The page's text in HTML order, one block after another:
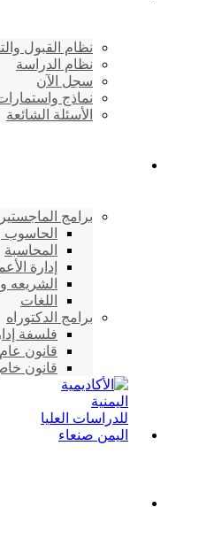
نظام القبول
نظام الدراسة
سجل الآن
نماذج
الأسئلة الشائعة
برامج الماجستير
الحاسوب
المحاسبة
إدارة
الشريعه
اللغات
برامج الدكتوراه
فلسفة
قانون عام
قانون